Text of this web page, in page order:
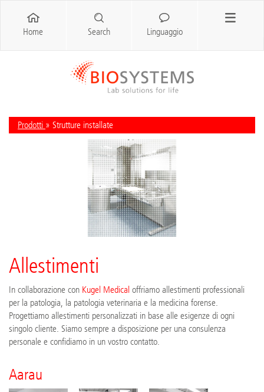
Prodotti » Strutture installate
Allestimenti
In collaborazione con Kugel Medical offriamo allestimenti professionali
per la patologia, la patologia veterinaria e la medicina forense.
Progettiamo allestimenti personalizzati in base alle esigenze di ogni
singolo cliente. Siamo sempre a disposizione per una consulenza
personale e confidiamo in un vostro contatto.
Aarau
Home Search Linguaggio